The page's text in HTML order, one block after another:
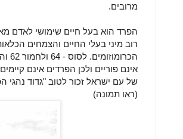
מרובים.
הפרד הוא בעל חיים שימושי לאדם
רוב מיני בעלי החיים והצמחים
אינם פוריים ולכן הפרדים אינם
של עם ישראל זכור לטוב "גדוד
(ראו תמונה)